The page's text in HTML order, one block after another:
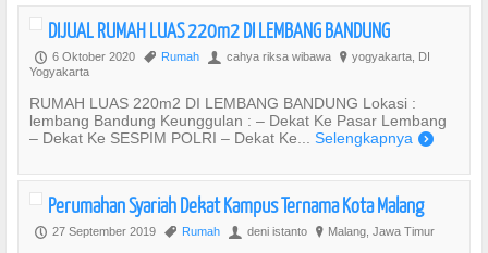
DIJUAL RUMAH LUAS 220m2 DI LEMBANG BANDUNG
P 6 Oktober 2020 , Rumah U cahya riksa wibawa ? yogyakarta, DI
Yogyakarta
RUMAH LUAS 220m2 DI LEMBANG BANDUNG Lokasi :
lembang Bandung Keunggulan : – Dekat Ke Pasar Lembang
– Dekat Ke SESPIM POLRI – Dekat Ke... Selengkapnya )
Perumahan Syariah Dekat Kampus Ternama Kota Malang
P 27 September 2019 , Rumah U deni istanto ? Malang, Jawa Timur